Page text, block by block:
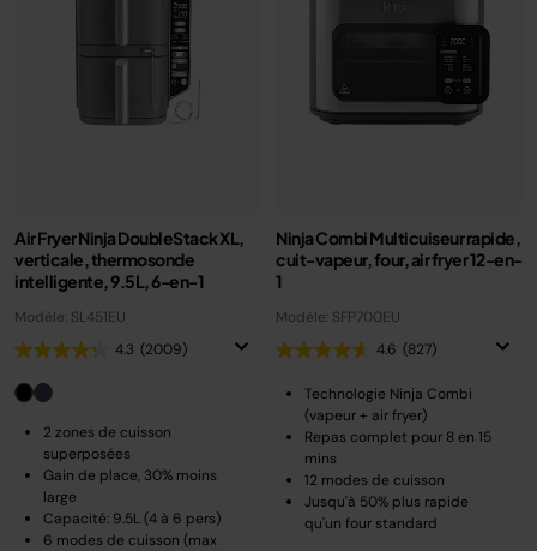
Air Fryer Ninja DoubleStack XL,
verticale, thermosonde
intelligente, 9.5L, 6-en-1
Modèle: SL451EU
4.3 (2009)
2 zones de cuisson
superposées
Gain de place, 30% moins
large
Capacité: 9.5L (4 à 6 pers)
6 modes de cuisson (max
Ninja Combi Multicuiseur rapide,
cuit-vapeur, four, air fryer 12-en-
1
Modèle: SFP700EU
4.6 (827)
Technologie Ninja Combi
(vapeur + air fryer)
Repas complet pour 8 en 15
mins
12 modes de cuisson
Jusqu'à 50% plus rapide
qu'un four standard